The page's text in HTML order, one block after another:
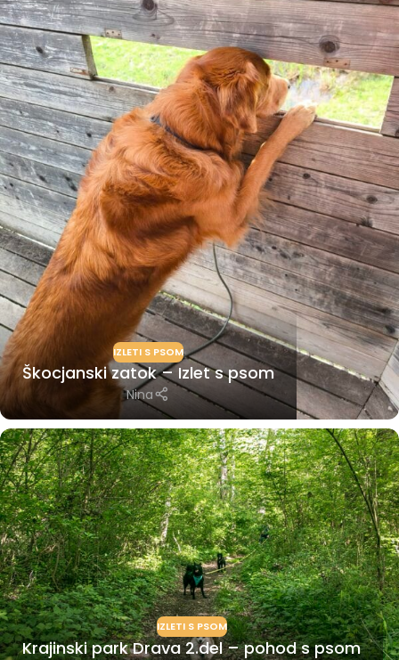
IZLETI S PSOM
Škocjanski zatok – Izlet s psom
Nina
IZLETI S PSOM
Krajinski park Drava 2.del – pohod s psom